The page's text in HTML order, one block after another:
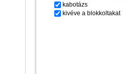
kabotázs
kivéve a blokkoltakat